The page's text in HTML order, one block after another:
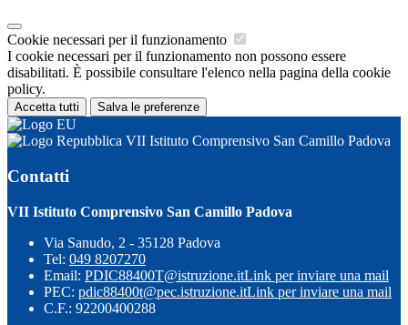
Cookie necessari per il funzionamento
I cookie necessari per il funzionamento non possono essere
disabilitati. È possibile consultare l'elenco nella pagina della cookie
policy.
Accetta tutti Salva le preferenze
VII Istituto Comprensivo San Camillo Padova
Contatti
VII Istituto Comprensivo San Camillo Padova
Via Sanudo, 2 - 35128 Padova
Tel: 049 8207270
Email: PDIC88400T@istruzione.itLink per inviare una mail
PEC: pdic88400t@pec.istruzione.itLink per inviare una mail
C.F.: 92200400288